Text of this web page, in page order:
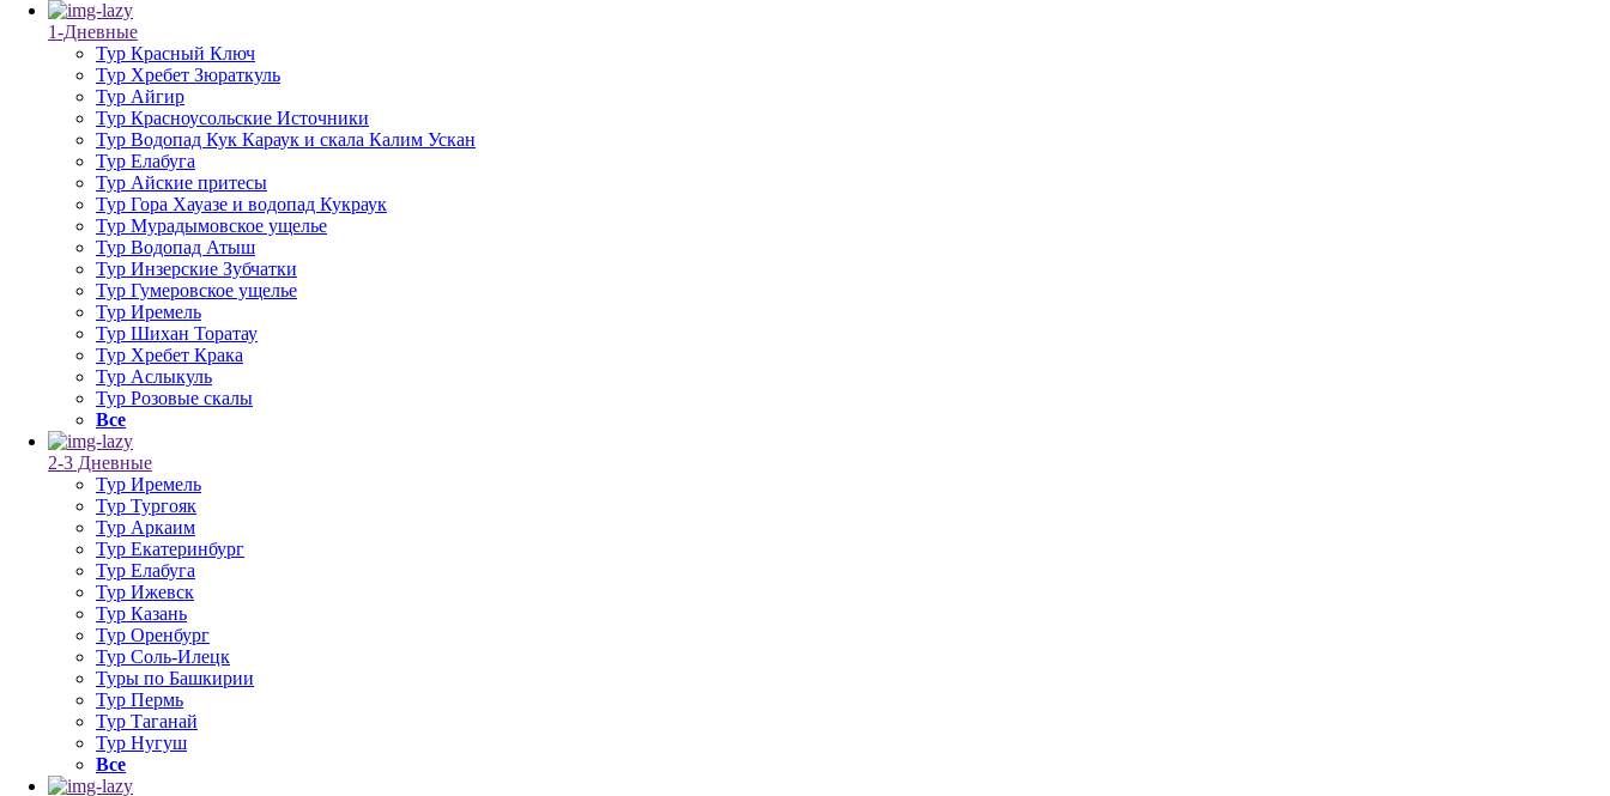
1-Дневные
Тур Красный Ключ
Тур Хребет Зюраткуль
Тур Айгир
Тур Красноусольские Источники
Тур Водопад Кук Караук и скала Калим Ускан
Тур Елабуга
Тур Айские притесы
Тур Гора Хауазе и водопад Кукраук
Тур Мурадымовское ущелье
Тур Водопад Атыш
Тур Инзерские Зубчатки
Тур Гумеровское ущелье
Тур Иремель
Тур Шихан Торатау
Тур Хребет Крака
Тур Аслыкуль
Тур Розовые скалы
Все
2-3 Дневные
Тур Иремель
Тур Тургояк
Тур Аркаим
Тур Екатеринбург
Тур Елабуга
Тур Ижевск
Тур Казань
Тур Оренбург
Тур Соль-Илецк
Туры по Башкирии
Тур Пермь
Тур Таганай
Тур Нугуш
Все